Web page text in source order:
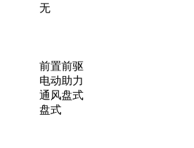
无
前置前驱
电动助力
通风盘式
盘式